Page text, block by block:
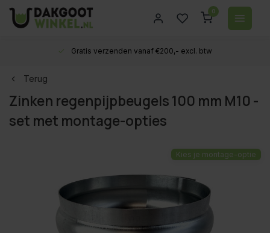
0
Gratis verzenden vanaf €200,- excl. btw
Terug
Zinken regenpijpbeugels 100 mm M10 -
set met montage-opties
Kies je montage-optie